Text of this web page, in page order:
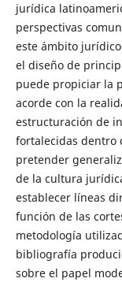
jurídica
perspectivas
este ámbito
el diseño de
puede propiciar la
acorde con la
estructuración de
fortalecidas dentro
pretender
de la cultura
establecer líneas
función de las
metodología
bibliografía
sobre el papel